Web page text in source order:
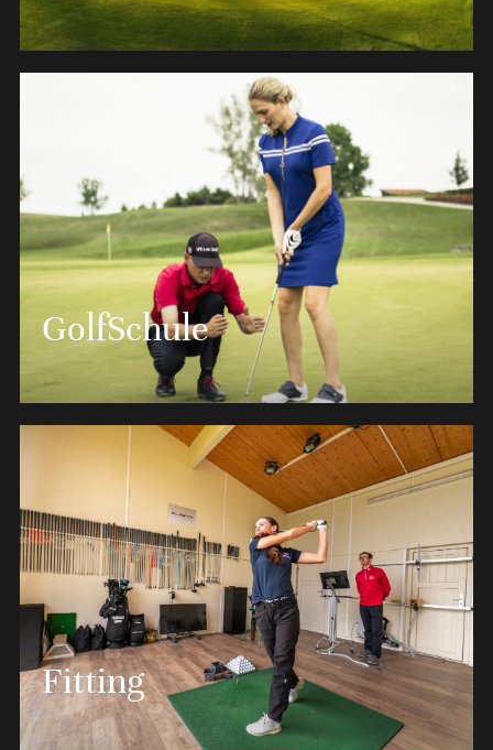
Die spektakuläre 45-Loch Golfanlage mit
traumhafter Naturkulisse besteht aus zwei 18-Loch
Golfplätzen und einem 9-Loch Course.
MEHR ERFAHREN
GolfSchule
Schnupperkurse für Einsteiger, Unterstützung beim
Erreichen der Platzreife oder Pro-Stunden, unsere
Golflehrer beraten und begleiten Sie sehr gerne in
der Welt des GolfSports.
Fitting